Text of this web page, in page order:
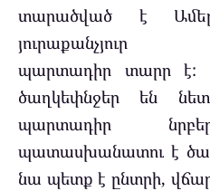
տարածված է
յուրաքանչյուր
պարտադիր տարր է:
ծաղկեփնջեր են
պարտադիր
պատասխանատու է
նա պետք է ընտրի,